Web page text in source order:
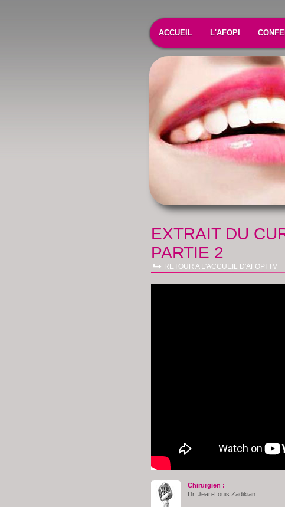
ACCUEIL L'AFOPI
EXTRAIT DU
PARTIE 2
RETOUR A L'ACCUEIL D'AFOPI TV
Chirurgien :
Dr. Jean-Louis Zadikian